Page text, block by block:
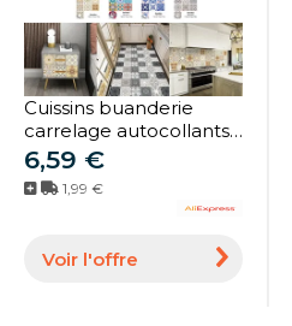
Cuissins buanderie
carrelage autocollants
carrelage 20x20 Cm 3D
murs de salle de bains
pour intérieur pour
6,59 €
1,99 €
Voir l'offre